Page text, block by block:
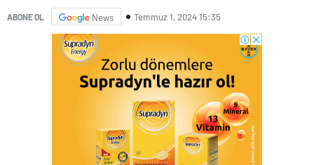
ABONE OL News Temmuz 1, 2024 15:35